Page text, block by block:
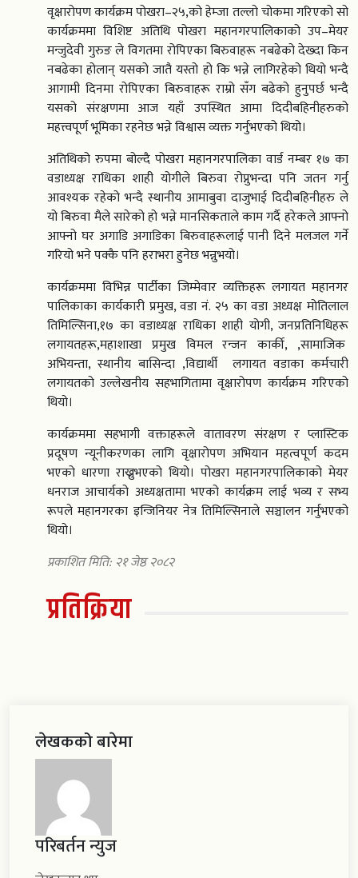
वृक्षारोपण कार्यक्रम पोखरा–२५,को हेम्जा तल्लो चोकमा गरिएको सो
कार्यक्रममा विशिष्ट अतिथि पोखरा महानगरपालिकाको उप–मेयर
मन्जुदेवी गुरुङ ले विगतमा रोपिएका बिरुवाहरू नबढेको देख्दा किन
नबढेका होलान् यसको जातै यस्तो हो कि भन्ने लागिरहेको थियो भन्दै
आगामी दिनमा रोपिएका बिरुवाहरू राम्रो सँग बढेको हुनुपर्छ भन्दै
यसको संरक्षणमा आज यहाँ उपस्थित आमा दिदीबहिनीहरुको
महत्त्वपूर्ण भूमिका रहनेछ भन्ने विश्वास व्यक्त गर्नुभएको थियो।
अतिथिको रुपमा बोल्दै पोखरा महानगरपालिका वार्ड नम्बर १७ का
वडाध्यक्ष राधिका शाही योगीले बिरुवा रोप्नुभन्दा पनि जतन गर्नु
आवश्यक रहेको भन्दै स्थानीय आमाबुवा दाजुभाई दिदीबहिनीहरु ले
यो बिरुवा मैले सारेको हो भन्ने मानसिकताले काम गर्दै हरेकले आफ्नो
आफ्नो घर अगाडि अगाडिका बिरुवाहरूलाई पानी दिने मलजल गर्ने
गरियो भने पक्कै पनि हराभरा हुनेछ भन्नुभयो।
कार्यक्रममा विभिन्न पार्टीका जिम्मेवार व्यक्तिहरू लगायत महानगर
पालिकाका कार्यकारी प्रमुख, वडा नं. २५ का वडा अध्यक्ष मोतिलाल
तिमिल्सिना,१७ का वडाध्यक्ष राधिका शाही योगी, जनप्रतिनिधिहरू
लगायतहरू,महाशाखा प्रमुख विमल रन्जन कार्की, ,सामाजिक
अभियन्ता, स्थानीय बासिन्दा ,विद्यार्थी लगायत वडाका कर्मचारी
लगायतको उल्लेखनीय सहभागितामा वृक्षारोपण कार्यक्रम गरिएको
थियो।
कार्यक्रममा सहभागी वक्ताहरूले वातावरण संरक्षण र प्लास्टिक
प्रदूषण न्यूनीकरणका लागि वृक्षारोपण अभियान महत्वपूर्ण कदम
भएको धारणा राख्नुभएको थियो। पोखरा महानगरपालिकाको मेयर
धनराज आचार्यको अध्यक्षतामा भएको कार्यक्रम लाई भव्य र सभ्य
रूपले महानगरका इन्जिनियर नेत्र तिमिल्सिनाले सञ्चालन गर्नुभएको
थियो।
प्रकाशित मिति: २१ जेष्ठ २०८२
प्रतिक्रिया
लेखकको बारेमा
परिबर्तन न्युज